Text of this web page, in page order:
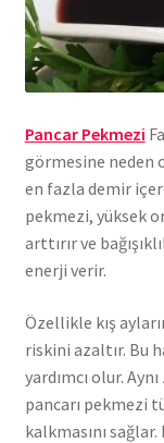
Pancar Pekmezi
görmesine neden
en fazla demir
pekmezi, yüksek
arttırır ve
enerji verir.
Özellikle kış
riskini azaltır. Bu
yardımcı olur.
pancarı pekmezi
kalkmasını sağlar.